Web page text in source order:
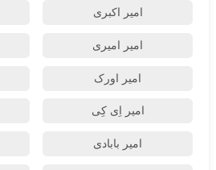
امیر اکبری
امیر امیری
امیر اورک
امیر اِی کِی
امیر بابادی